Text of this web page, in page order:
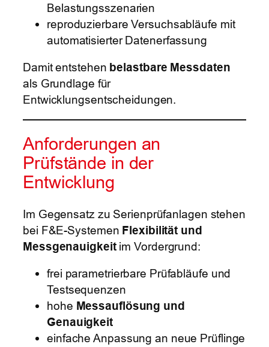
Belastungsszenarien
reproduzierbare Versuchsabläufe mit
automatisierter Datenerfassung
Damit entstehen belastbare Messdaten
als Grundlage für
Entwicklungsentscheidungen.
Anforderungen an
Prüfstände in der
Entwicklung
Im Gegensatz zu Serienprüfanlagen stehen
bei F&E-Systemen Flexibilität und
Messgenauigkeitim Vordergrund:
frei parametrierbare Prüfabläufe und
Testsequenzen
hohe Messauflösung und
Genauigkeit
einfache Anpassung an neue Prüflinge